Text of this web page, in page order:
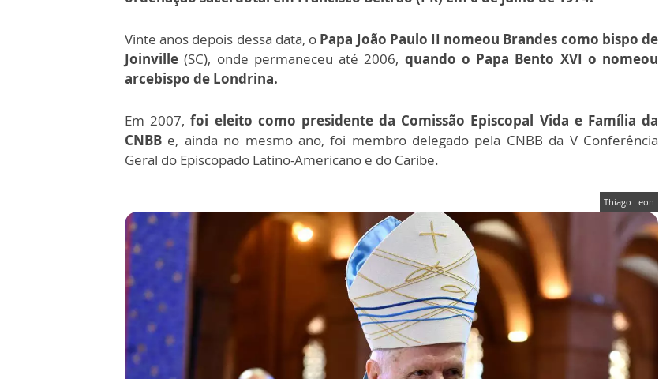
Vinte anos depois dessa data, o Papa João Paulo II nomeou Brandes como bispo de
Joinville (SC), onde permaneceu até 2006, quando o Papa Bento XVI o nomeou
arcebispo de Londrina.
Em 2007,foi eleito como presidente da Comissão Episcopal Vida e Família da
CNBB e, ainda no mesmo ano, foi membro delegado pela CNBB da V Conferência
Geral do Episcopado Latino-Americano e do Caribe.
Thiago Leon